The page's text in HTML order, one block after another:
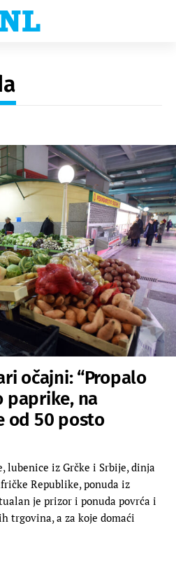
očajni: “Propalo
paprike, na
od 50 posto
lubenice iz Grčke i Srbije, dinja
Republike, ponuda iz
je prizor i ponuda povrća i
trgovina, a za koje domaći